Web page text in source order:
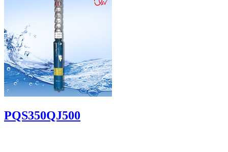
PQS350QJ500